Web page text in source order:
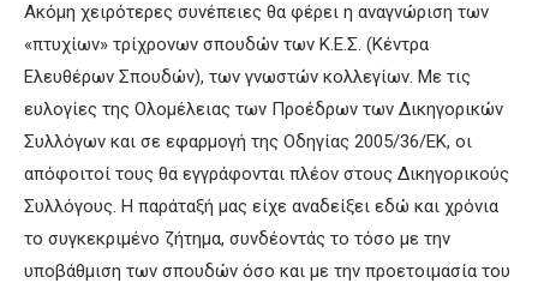
Ακόμη χειρότερες συνέπειες θα φέρει η αναγνώριση των
«πτυχίων» τρίχρονων σπουδών των Κ.Ε.Σ. (Κέντρα
Ελευθέρων Σπουδών), των γνωστών κολλεγίων. Με τις
ευλογίες της Ολομέλειας των Προέδρων των Δικηγορικών
Συλλόγων και σε εφαρμογή της Οδηγίας 2005/36/ΕΚ, οι
απόφοιτοί τους θα εγγράφονται πλέον στους Δικηγορικούς
Συλλόγους. Η παράταξή μας είχε αναδείξει εδώ και χρόνια
το συγκεκριμένο ζήτημα, συνδέοντάς το τόσο με την
υποβάθμιση των σπουδών όσο και με την προετοιμασία του